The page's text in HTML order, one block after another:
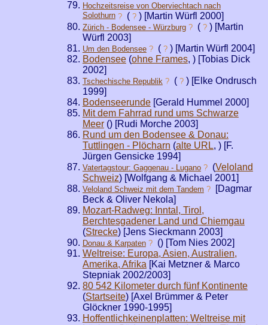
Hochzeitsreise von Oberviechtach nach
Solothurn? (? ) [Martin Würfl 2000]
Zürich - Bodensee - Würzburg? (? ) [Martin
Würfl 2003]
Um den Bodensee? (? ) [Martin Würfl 2004]
Bodensee(ohne Frames, ) [Tobias Dick
2002]
Tschechische Republik ? (? ) [Elke Ondrusch
1999]
Bodenseerunde[Gerald Hummel 2000]
Mit dem Fahrrad rund ums Schwarze
Meer() [Rudi Morche 2003]
Rund um den Bodensee & Donau:
Tuttlingen - Plöcharn (alte URL, ) [F.
Jürgen Gensicke 1994]
Vatertagstour: Gaggenau - Lugano? (Veloland
Schweiz) [Wolfgang & Michael 2001]
Veloland Schweiz mit dem Tandem ?
[Dagmar
Beck & Oliver Nekola]
Mozart-Radweg: Inntal, Tirol,
Berchtesgadener Land und Chiemgau
(Strecke) [Jens Sieckmann 2003]
Donau & Karpaten? () [Tom Nies 2002]
Weltreise: Europa, Asien, Australien,
Amerika, Afrika [Kai Metzner & Marco
Stepniak 2002/2003]
80 542 Kilometer durch fünf Kontinente
(Startseite) [Axel Brümmer & Peter
Glöckner 1990-1995]
Hoffentlichkeinenplatten: Weltreise mit